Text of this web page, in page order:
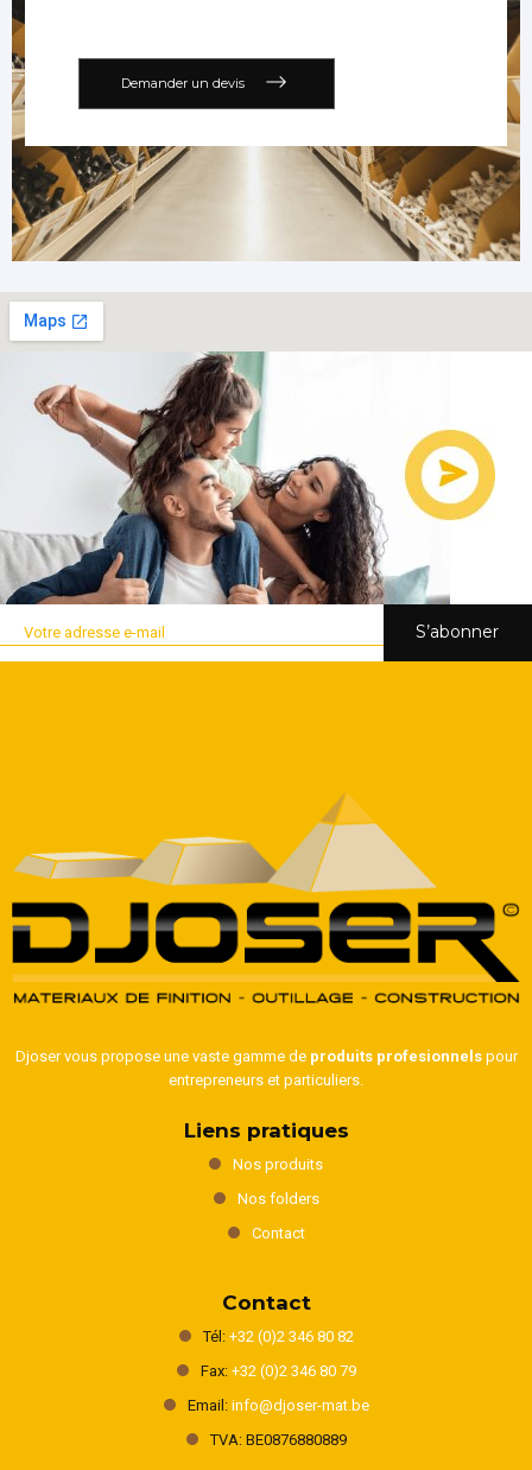
Demander un devis
S’abonner
Djoser vous propose une vaste gamme de produits profesionnelspour
entrepreneurs et particuliers.
Liens pratiques
Nos produits
Nos folders
Contact
Contact
Tél: +32 (0)2 346 80 82
Fax: +32 (0)2 346 80 79
Email: info@djoser-mat.be
TVA: BE0876880889